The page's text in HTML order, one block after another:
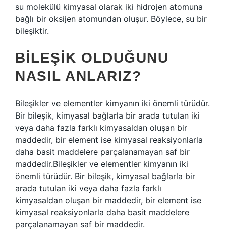
su molekülü kimyasal olarak iki hidrojen atomuna
bağlı bir oksijen atomundan oluşur. Böylece, su bir
bileşiktir.
BILEŞIK OLDUĞUNU
NASIL ANLARIZ?
Bileşikler ve elementler kimyanın iki önemli türüdür.
Bir bileşik, kimyasal bağlarla bir arada tutulan iki
veya daha fazla farklı kimyasaldan oluşan bir
maddedir, bir element ise kimyasal reaksiyonlarla
daha basit maddelere parçalanamayan saf bir
maddedir.Bileşikler ve elementler kimyanın iki
önemli türüdür. Bir bileşik, kimyasal bağlarla bir
arada tutulan iki veya daha fazla farklı
kimyasaldan oluşan bir maddedir, bir element ise
kimyasal reaksiyonlarla daha basit maddelere
parçalanamayan saf bir maddedir.